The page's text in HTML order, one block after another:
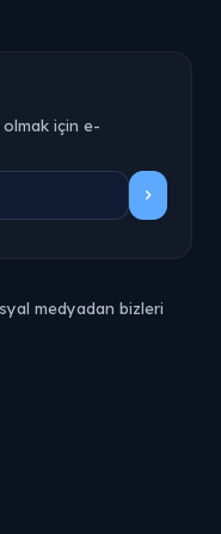
için e-
medyadan bizleri